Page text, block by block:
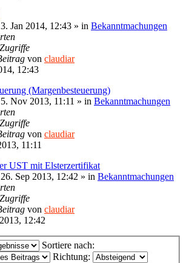
3. Jan 2014, 12:43 » in Bekanntmachungen
Zugriffe
von claudiar
12:43
(Margenbesteuerung)
5. Nov 2013, 11:11 » in Bekanntmachungen
Zugriffe
von claudiar
11:11
UST mit Elsterzertifikat
26. Sep 2013, 12:42 » in Bekanntmachungen
Zugriffe
von claudiar
12:42
Sortiere nach:
Richtung: